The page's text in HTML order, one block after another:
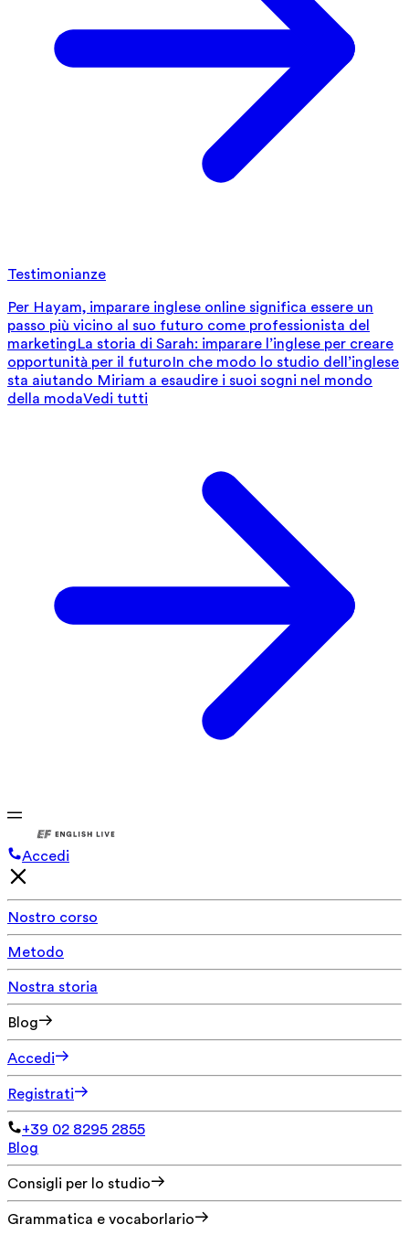
Testimonianze
Per Hayam, imparare inglese online significa essere un
passo più vicino al suo futuro come professionista del
marketingLa storia di Sarah: imparare l’inglese per creare
opportunità per il futuroIn che modo lo studio dell’inglese
sta aiutando Miriam a esaudire i suoi sogni nel mondo
della modaVedi tutti
Accedi
Nostro corso
Metodo
Nostra storia
Blog
Accedi
Registrati
+39 02 8295 2855
Blog
Consigli per lo studio
Grammatica e vocaborlario